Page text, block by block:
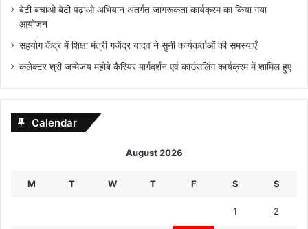
बेटी बचाओ बेटी पढ़ाओ अभियान अंतर्गत जागरूकता कार्यक्रम का किया गया
आयोजन
सहयोग केंद्र में शिक्षा मंत्री गजेंद्र यादव ने सुनी कार्यकर्ताओं की समस्याएँ
कलेक्टर श्री जन्मेजय महोबे कैरियर मार्गदर्शन एवं काउंसलिंग कार्यक्रम में शामिल हुए
Calendar
August 2026
M T W T F S S
1 2